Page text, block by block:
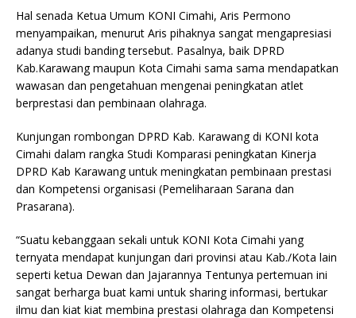
Hal senada Ketua Umum KONI Cimahi, Aris Permono
menyampaikan, menurut Aris pihaknya sangat mengapresiasi
adanya studi banding tersebut. Pasalnya, baik DPRD
Kab.Karawang maupun Kota Cimahi sama sama mendapatkan
wawasan dan pengetahuan mengenai peningkatan atlet
berprestasi dan pembinaan olahraga.
Kunjungan rombongan DPRD Kab. Karawang di KONI kota
Cimahi dalam rangka Studi Komparasi peningkatan Kinerja
DPRD Kab Karawang untuk meningkatan pembinaan prestasi
dan Kompetensi organisasi (Pemeliharaan Sarana dan
Prasarana).
“Suatu kebanggaan sekali untuk KONI Kota Cimahi yang
ternyata mendapat kunjungan dari provinsi atau Kab./Kota lain
seperti ketua Dewan dan Jajarannya Tentunya pertemuan ini
sangat berharga buat kami untuk sharing informasi, bertukar
ilmu dan kiat kiat membina prestasi olahraga dan Kompetensi